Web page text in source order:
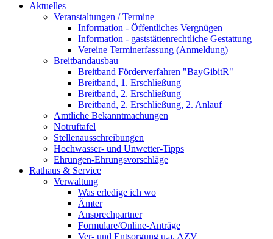
Aktuelles
Veranstaltungen / Termine
Information - Öffentliches Vergnügen
Information - gaststättenrechtliche Gestattung
Vereine Terminerfassung (Anmeldung)
Breitbandausbau
Breitband Förderverfahren "BayGibitR"
Breitband, 1. Erschließung
Breitband, 2. Erschließung
Breitband, 2. Erschließung, 2. Anlauf
Amtliche Bekanntmachungen
Notruftafel
Stellenausschreibungen
Hochwasser- und Unwetter-Tipps
Ehrungen-Ehrungsvorschläge
Rathaus & Service
Verwaltung
Was erledige ich wo
Ämter
Ansprechpartner
Formulare/Online-Anträge
Ver- und Entsorgung u.a. AZV